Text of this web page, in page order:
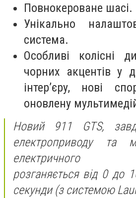
Повнокероване шасі.
Унікально
система.
Особливі колісні
чорних акцентів у
інтер’єру, нові
оновлену
Новий 911 GTS,
електроприводу та
електричного
розганяється від 0 до
секунди (з системою